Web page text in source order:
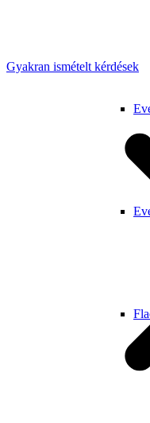
Gyakran ismételt kérdések